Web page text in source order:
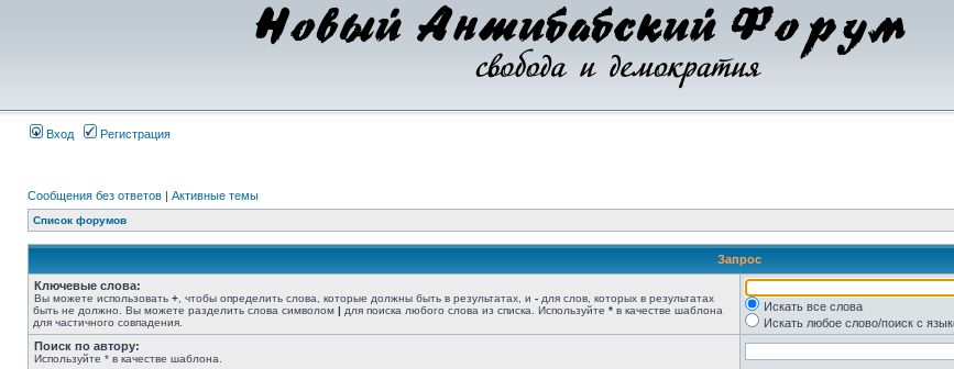
Вход Регистрация
Сообщения без ответов | Активные темы
Список форумов
Запрос
Ключевые слова:
Вы можете использовать + , чтобы определить слова, которые должны быть в результатах, и - для слов, которых в результатах
быть не должно. Вы можете разделить слова символом | для поиска любого слова из списка. Используйте * в качестве шаблона
для частичного совпадения.
Искать все слова
Искать любое слово/поиск с
Поиск по автору:
Используйте * в качестве шаблона.